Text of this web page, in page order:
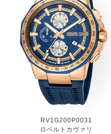
RV1G200P0031
ロベルトカヴァリ